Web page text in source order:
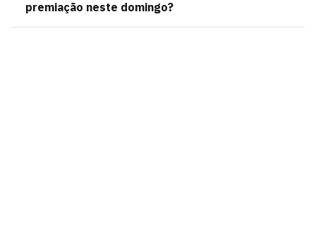
premiação neste domingo?